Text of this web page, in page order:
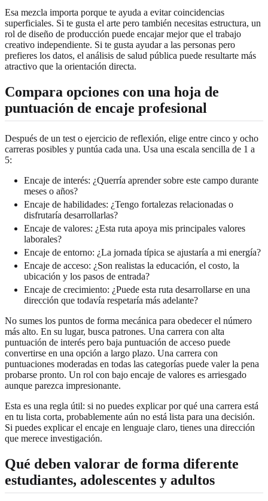
Esa mezcla importa porque te ayuda a evitar coincidencias
superficiales. Si te gusta el arte pero también necesitas estructura, un
rol de diseño de producción puede encajar mejor que el trabajo
creativo independiente. Si te gusta ayudar a las personas pero
prefieres los datos, el análisis de salud pública puede resultarte más
atractivo que la orientación directa.
Compara opciones con una hoja de
puntuación de encaje profesional
Después de un test o ejercicio de reflexión, elige entre cinco y ocho
carreras posibles y puntúa cada una. Usa una escala sencilla de 1 a
5:
Encaje de interés: ¿Querría aprender sobre este campo durante
meses o años?
Encaje de habilidades: ¿Tengo fortalezas relacionadas o
disfrutaría desarrollarlas?
Encaje de valores: ¿Esta ruta apoya mis principales valores
laborales?
Encaje de entorno: ¿La jornada típica se ajustaría a mi energía?
Encaje de acceso: ¿Son realistas la educación, el costo, la
ubicación y los pasos de entrada?
Encaje de crecimiento: ¿Puede esta ruta desarrollarse en una
dirección que todavía respetaría más adelante?
No sumes los puntos de forma mecánica para obedecer el número
más alto. En su lugar, busca patrones. Una carrera con alta
puntuación de interés pero baja puntuación de acceso puede
convertirse en una opción a largo plazo. Una carrera con
puntuaciones moderadas en todas las categorías puede valer la pena
probarse pronto. Un rol con bajo encaje de valores es arriesgado
aunque parezca impresionante.
Esta es una regla útil: si no puedes explicar por qué una carrera está
en tu lista corta, probablemente aún no está lista para una decisión.
Si puedes explicar el encaje en lenguaje claro, tienes una dirección
que merece investigación.
Qué deben valorar de forma diferente
estudiantes, adolescentes y adultos